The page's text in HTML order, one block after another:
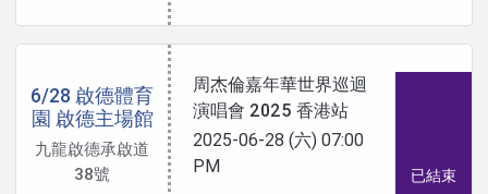
6/28 啟德體育
園 啟德主場館
九龍啟德承啟道
38號
周杰倫嘉年華世界巡迴
演唱會 2025 香港站
2025-06-28 (六) 07:00
PM
已結束